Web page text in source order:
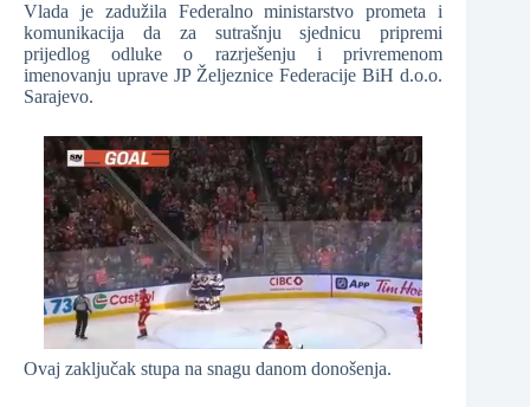
Vlada je zadužila Federalno ministarstvo prometa i
komunikacija da za sutrašnju sjednicu pripremi
prijedlog odluke o razrješenju i privremenom
imenovanju uprave JP Željeznice Federacije BiH d.o.o.
Sarajevo.
Ovaj zaključak stupa na snagu danom donošenja.